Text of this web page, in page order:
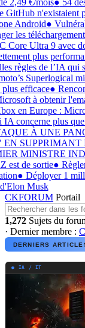
2,49 €/mois●54 des
n'existaient
Android●
les
Ultra 9 avec
plus
règles de l’IA qui
Superlogical
efficace●
à obtenir
en Europe :
concerne plus que
À UNE
SUPPRIMANT
MINISTRE
de sortie●
●Déployer 1
Musk
CKFORUM Portail
Derniers
articles
et
actualites
tech
1,272 Sujets du
· Dernier membre :
DERNIERS
● IA / IT